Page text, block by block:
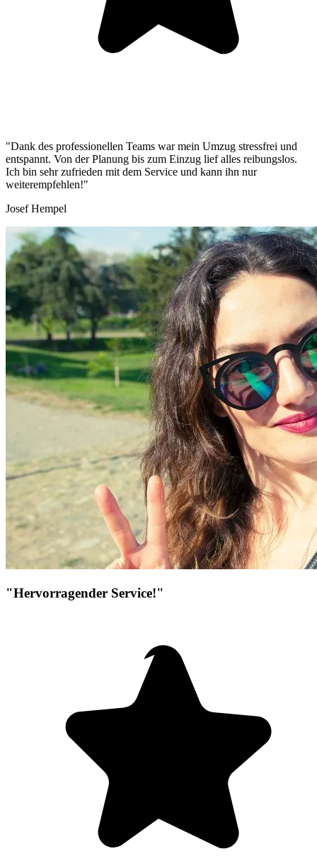
"Dank des professionellen Teams war mein Umzug stressfrei und
entspannt. Von der Planung bis zum Einzug lief alles reibungslos.
Ich bin sehr zufrieden mit dem Service und kann ihn nur
weiterempfehlen!"
Josef Hempel
"Hervorragender Service!"